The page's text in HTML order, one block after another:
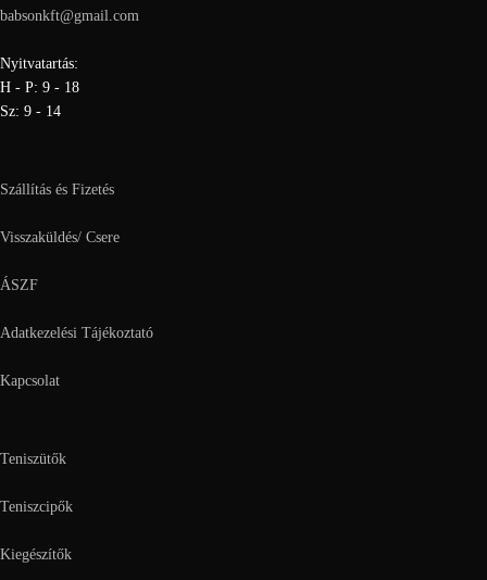
babsonkft@gmail.com
Nyitvatartás:
H - P: 9 - 18
Sz: 9 - 14
Szállítás és Fizetés
Visszaküldés/ Csere
ÁSZF
Adatkezelési Tájékoztató
Kapcsolat
Teniszütők
Teniszcipők
Kiegészítők